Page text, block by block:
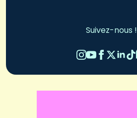
Suivez-nous !